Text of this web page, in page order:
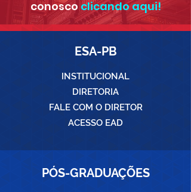
conosco clicando aqui!
ESA-PB
INSTITUCIONAL
DIRETORIA
FALE COM O DIRETOR
ACESSO EAD
PÓS-GRADUAÇÕES